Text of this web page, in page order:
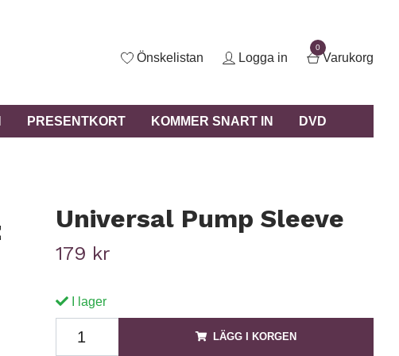
Önskelistan Logga in
0
Varukorg
PRESENTKORT KOMMER SNART IN DVD
Universal Pump Sleeve
179 kr
I lager
LÄGG I KORGEN